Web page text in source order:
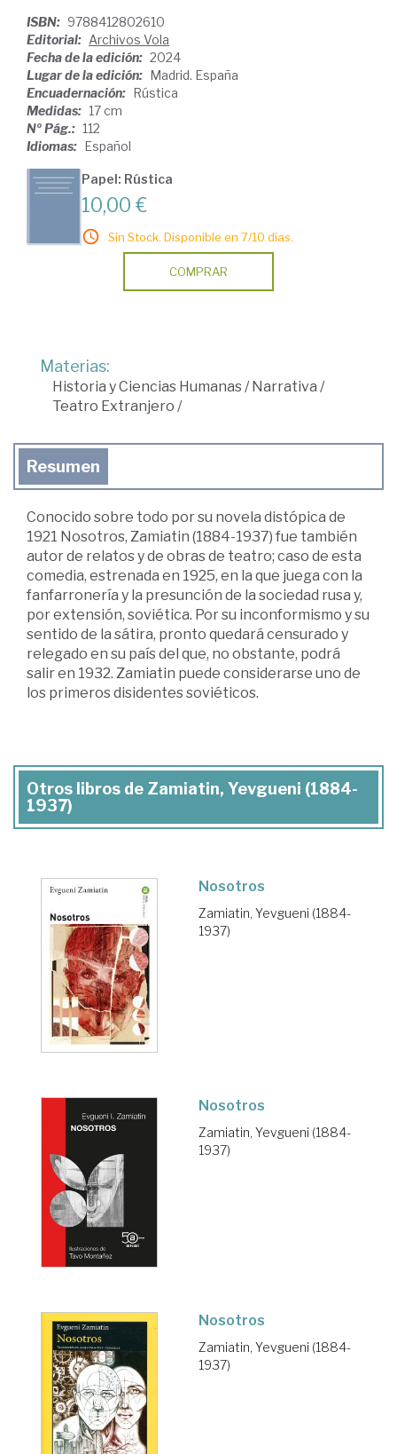
ISBN: 9788412802610
Editorial: Archivos Vola
Fecha de la edición: 2024
Lugar de la edición: Madrid. España
Encuadernación: Rústica
Medidas: 17 cm
Nº Pág.: 112
Idiomas: Español
Papel: Rústica
10,00 €
Sin Stock. Disponible en 7/10 días.
COMPRAR
Materias:
Historia y Ciencias Humanas/ Narrativa /
Teatro Extranjero /
Resumen
Conocido sobre todo por su novela distópica de
1921 Nosotros, Zamiatin (1884-1937) fue también
autor de relatos y de obras de teatro; caso de esta
comedia, estrenada en 1925, en la que juega con la
fanfarronería y la presunción de la sociedad rusa y,
por extensión, soviética. Por su inconformismo y su
sentido de la sátira, pronto quedará censurado y
relegado en su país del que, no obstante, podrá
salir en 1932. Zamiatin puede considerarse uno de
los primeros disidentes soviéticos.
Otros libros de Zamiatin, Yevgueni (1884-
1937)
Nosotros
Zamiatin, Yevgueni (1884-
1937)
Nosotros
Zamiatin, Yevgueni (1884-
1937)
Nosotros
Zamiatin, Yevgueni (1884-
1937)